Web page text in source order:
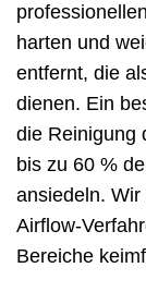
harten und
entfernt, die
dienen. Ein
die Reinigung
bis zu 60 %
ansiedeln.
Airflow-
Bereiche